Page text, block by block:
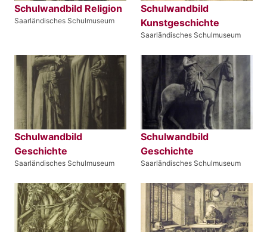
Schulwandbild Religion
Saarländisches Schulmuseum
Schulwandbild
Kunstgeschichte
Saarländisches Schulmuseum
Schulwandbild
Geschichte
Saarländisches Schulmuseum
Schulwandbild
Geschichte
Saarländisches Schulmuseum